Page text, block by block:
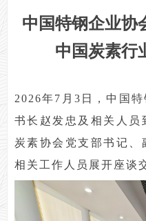
中国特钢企业协
中国炭素行
2026年7月3日，中国
书长赵发忠及相关人员
炭素协会党支部书记、
相关工作人员展开座谈